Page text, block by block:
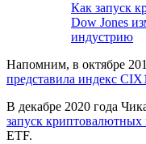
Как запуск
Dow Jones
индустрию
Напомним, в октябре
представила индекс
В декабре 2020 года
запуск криптовалютных
ETF.